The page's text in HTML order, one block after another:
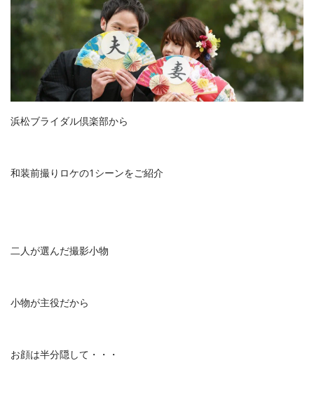
浜松ブライダル倶楽部から
和装前撮りロケの1シーンをご紹介
二人が選んだ撮影小物
小物が主役だから
お顔は半分隠して・・・